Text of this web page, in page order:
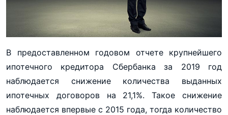
В предоставленном годовом отчете крупнейшего
ипотечного кредитора Сбербанка за 2019 год
наблюдается снижение количества выданных
ипотечных договоров на 21,1%. Такое снижение
наблюдается впервые с 2015 года, тогда количество